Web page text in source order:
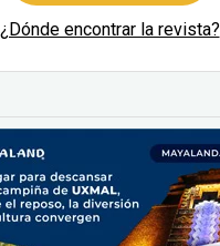
¿Dónde encontrar la revista?